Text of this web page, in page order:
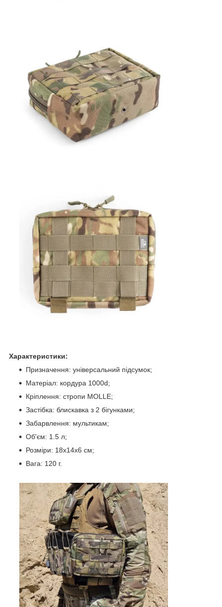
Характеристики:
Призначення: універсальний підсумок;
Матеріал: кордура 1000d;
Кріплення: стропи MOLLE;
Застібка: блискавка з 2 бігунками;
Забарвлення: мультикам;
Об'єм: 1.5 л;
Розміри: 18х14х6 см;
Вага: 120 г.